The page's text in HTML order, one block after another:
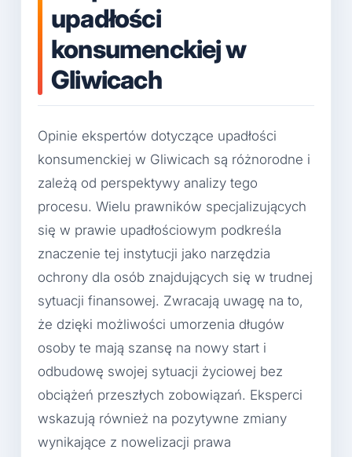
upadłości
konsumenckiej w
Gliwicach
Opinie ekspertów dotyczące upadłości
konsumenckiej w Gliwicach są różnorodne i
zależą od perspektywy analizy tego
procesu. Wielu prawników specjalizujących
się w prawie upadłościowym podkreśla
znaczenie tej instytucji jako narzędzia
ochrony dla osób znajdujących się w trudnej
sytuacji finansowej. Zwracają uwagę na to,
że dzięki możliwości umorzenia długów
osoby te mają szansę na nowy start i
odbudowę swojej sytuacji życiowej bez
obciążeń przeszłych zobowiązań. Eksperci
wskazują również na pozytywne zmiany
wynikające z nowelizacji prawa